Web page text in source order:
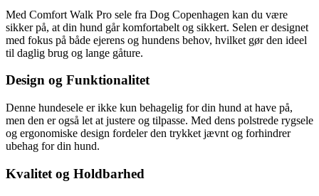
Med Comfort Walk Pro sele fra Dog Copenhagen kan du være
sikker på, at din hund går komfortabelt og sikkert. Selen er designet
med fokus på både ejerens og hundens behov, hvilket gør den ideel
til daglig brug og lange gåture.
Design og Funktionalitet
Denne hundesele er ikke kun behagelig for din hund at have på,
men den er også let at justere og tilpasse. Med dens polstrede rygsele
og ergonomiske design fordeler den trykket jævnt og forhindrer
ubehag for din hund.
Kvalitet og Holdbarhed